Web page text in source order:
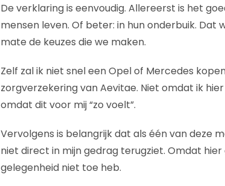
De verklaring is eenvoudig. Allereerst is het
mensen leven. Of beter: in hun onderbuik.
mate de keuzes die we maken.
Zelf zal ik niet snel een Opel of Mercedes
zorgverzekering van Aevitae. Niet omdat ik
omdat dit voor mij “zo voelt”.
Vervolgens is belangrijk dat als één van deze
niet direct in mijn gedrag terugziet. Omdat
gelegenheid niet toe heb.